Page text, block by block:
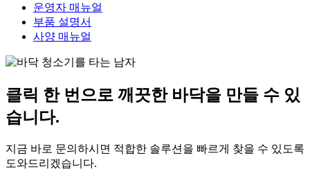
운영자 매뉴얼
부품 설명서
사양 매뉴얼
클릭 한 번으로 깨끗한 바닥을 만들 수 있
습니다.
지금 바로 문의하시면 적합한 솔루션을 빠르게 찾을 수 있도록
도와드리겠습니다.